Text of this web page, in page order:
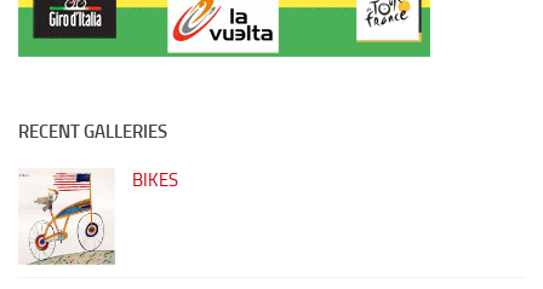
RECENT GALLERIES
BIKES